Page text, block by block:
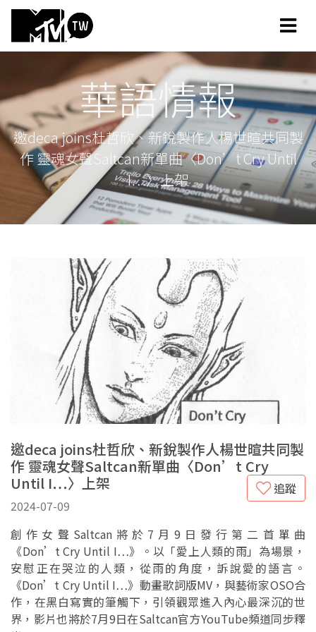
華語情報
邀deca joins杜哲欣、新銳製作人楊世暄共同製
作 靈魂女聲Saltcan新單曲〈Don’t Cry Until
I…〉上架
邀deca joins杜哲欣、新銳製作人楊世暄共同製
作 靈魂女聲Saltcan新單曲〈Don’t Cry
Until I…〉上架
追蹤
2024-07-09
創作女聲Saltcan將於7月9日發行第二首單曲
《Don’t Cry Until I…》。以「愛上人類的雨」為場景，
安慰正在哭泣的人類，從雨的角度，訴說愛的語言。
《Don’t Cry Until I…》動畫歌詞版MV，與藝術家OSO合
作，在黑白寫實的筆觸下，引領觀眾進入內心最深沉的世
界，影片也將於7月9日在Saltcan官方YouTube頻道同步釋